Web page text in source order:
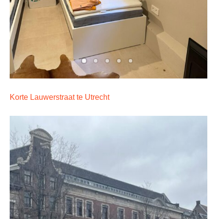
Korte Lauwerstraat te Utrecht